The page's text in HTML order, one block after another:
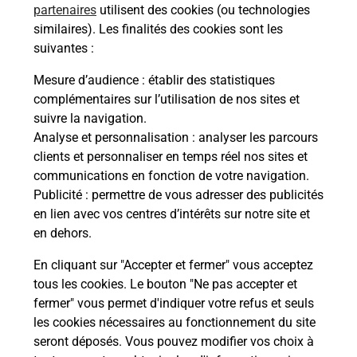
partenaires utilisent des cookies (ou technologies
similaires). Les finalités des cookies sont les
suivantes :
Mesure d’audience : établir des statistiques
complémentaires sur l’utilisation de nos sites et
suivre la navigation.
Analyse et personnalisation : analyser les parcours
clients et personnaliser en temps réel nos sites et
communications en fonction de votre navigation.
Publicité : permettre de vous adresser des publicités
en lien avec vos centres d’intérêts sur notre site et
en dehors.
En cliquant sur "Accepter et fermer" vous acceptez
tous les cookies. Le bouton "Ne pas accepter et
fermer" vous permet d'indiquer votre refus et seuls
les cookies nécessaires au fonctionnement du site
seront déposés. Vous pouvez modifier vos choix à
Boîte aux lettres La Poste
Prochaine collecte du courriervendredià
10h15
2245 Route Des Thiers
87380 Meuzac
Le lien s'ouvre dans un nouvel onglet
Localiser Liste Boîtes aux lettres Haute-Vienne Meuzac